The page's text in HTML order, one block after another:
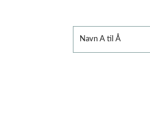
Navn A til Å